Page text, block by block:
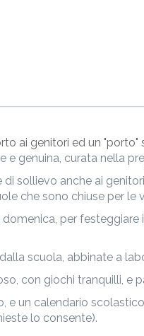
ai genitori ed un "porto"
e genuina, curata nella
di sollievo anche ai
che sono chiuse per le
per
scuola, abbinate a
con giochi tranquilli, e
e un calendario
lo consente).